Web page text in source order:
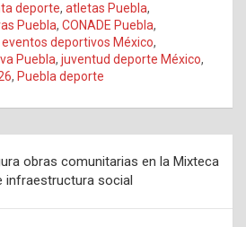
deporte, atletas Puebla,
Puebla, CONADE Puebla,
eventos deportivos México,
Puebla, juventud deporte México,
, Puebla deporte
obras comunitarias en la Mixteca
infraestructura social